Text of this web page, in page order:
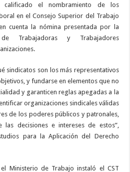
calificado el nombramiento de los
en el Consejo Superior del Trabajo
cuenta la nómina presentada por la
Trabajadoras y Trabajadores
sindicatos son los más representativos
y fundarse en elementos que no
y garanticen reglas apegadas a la
organizaciones sindicales válidas
de los poderes públicos y patronales,
decisiones e intereses de estos”,
para la Aplicación del Derecho
Ministerio de Trabajo instaló el CST